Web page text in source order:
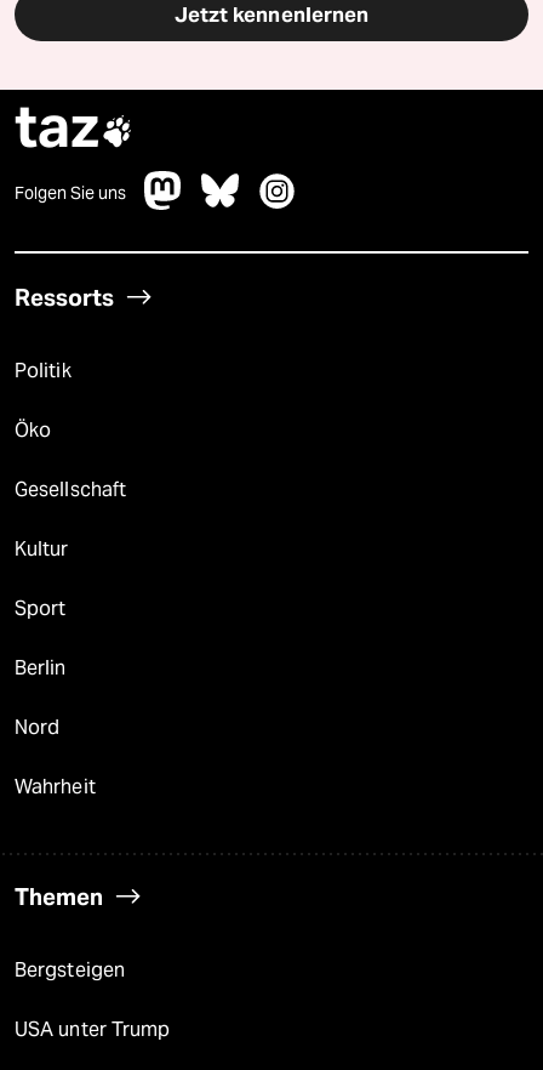
Jetzt kennenlernen
taz
Folgen Sie uns
Ressorts
Politik
Öko
Gesellschaft
Kultur
Sport
Berlin
Nord
Wahrheit
Themen
Bergsteigen
USA unter Trump